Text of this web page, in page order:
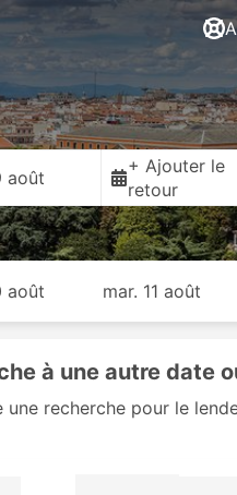
août
+ Ajouter le
retour
août mar. 11 août
à une autre date
recherche pour le